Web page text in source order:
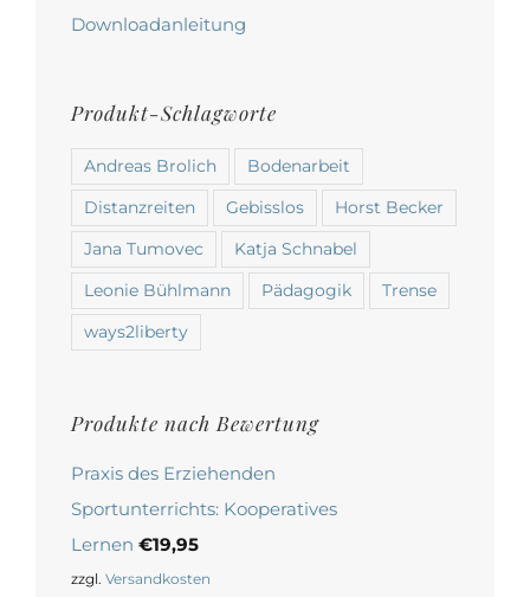
werden
Downloadanleitung
Produkt-Schlagworte
Andreas Brolich Bodenarbeit
Distanzreiten Gebisslos Horst Becker
Jana Tumovec Katja Schnabel
Leonie Bühlmann Pädagogik Trense
ways2liberty
Produkte nach Bewertung
Praxis des Erziehenden
Sportunterrichts: Kooperatives
Lernen €19,95
zzgl. Versandkosten